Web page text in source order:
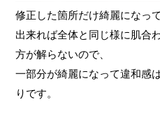
修正した箇所だけ綺麗になっ
出来れば全体と同じ様に肌合
方が解らないので、
一部分が綺麗になって違和感
りです。